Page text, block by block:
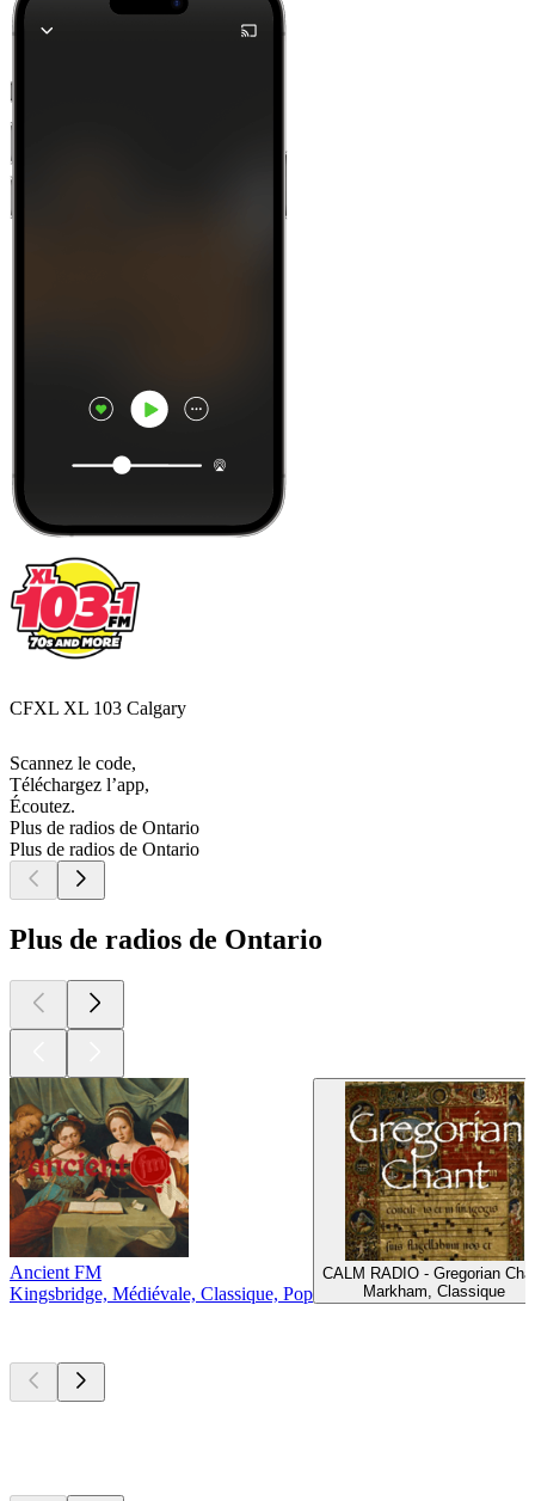
CFXL XL 103 Calgary
Scannez le code,
Téléchargez l’app,
Écoutez.
Plus de radios de Ontario
Plus de radios de Ontario
Plus de radios de Ontario
Ancient FM
Kingsbridge, Médiévale, Classique, Pop
CALM RADIO - Gregorian
Markham, Classique